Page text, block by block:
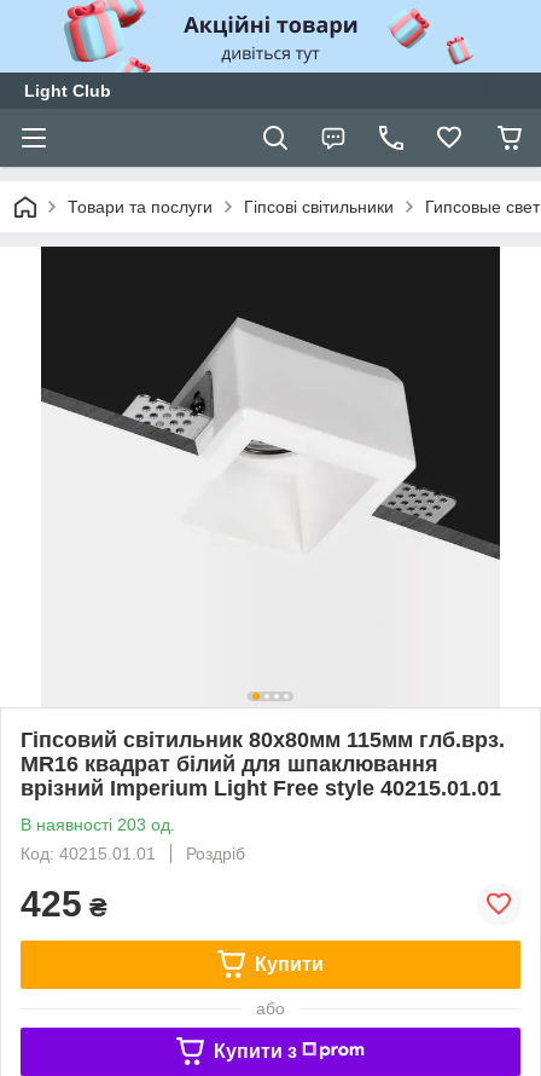
Light Club
Товари та послуги Гіпсові світильники Гипсовые
Гіпсовий світильник 80x80мм 115мм глб.врз.
MR16 квадрат білий для шпаклювання
врізний Imperium Light Free style 40215.01.01
В наявності 203 од.
Код: 40215.01.01
Роздріб
425 ₴
Купити
або
Купити з